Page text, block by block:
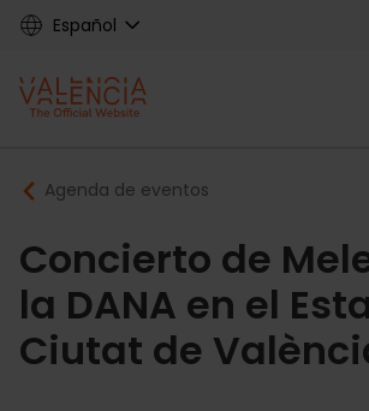
Skip
content
Español
Main
navigation
Breadcrumb
Agenda de eventos
Concierto de
la DANA en el
Ciutat de